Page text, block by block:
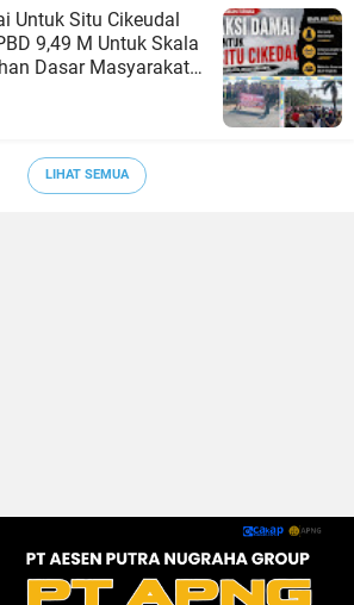
Untuk Situ Cikeudal
9,49 M Untuk Skala
Dasar Masyarakat
Kawasa
LIHAT SEMUA